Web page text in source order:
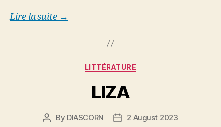
Lire la suite →
Categories
LITTÉRATURE
LIZA
Post
By DIASCORN
Post2 August 2023